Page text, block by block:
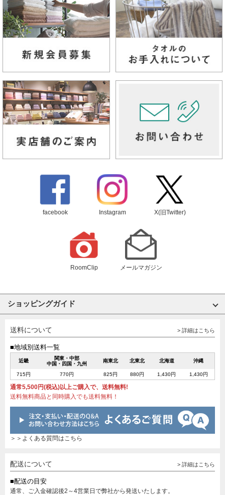
facebook Instagram X(旧Twitter)
RoomClip メールマガジン
ショッピングガイド
送料について > 詳細はこちら
■地域別送料一覧
近畿
関東・中部
中国・四国・九州
南東北 北東北 北海道 沖縄
715円 770円 825円 880円 1,430円 1,430円
通常5,500円(税込)以上ご購入で、送料無料!
送料無料商品と同時購入でも送料無料！
＞＞よくある質問はこちら
配送について > 詳細はこちら
■配送の目安
通常、ご入金確認後2～4営業日で弊社から発送いたします。